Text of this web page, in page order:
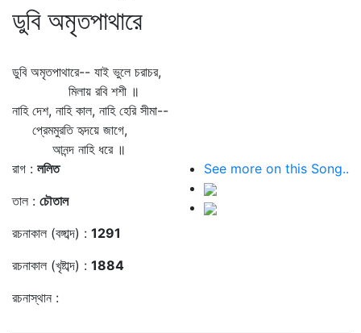
ডুবি অমৃতপাথারে
ডুবি অমৃতপাথারে-- যাই ভুলে চরাচর,
মিলায় রবি শশী ॥
নাহি দেশ, নাহি কাল, নাহি হেরি সীমা--
প্রেমমুরতি হৃদয়ে জাগে,
আনন্দ নাহি ধরে ॥
রাগ : ললিত
তাল : চৌতাল
রচনাকাল (বঙ্গাব্দ) : 1291
রচনাকাল (খৃষ্টাব্দ) : 1884
রচনাস্থান :
See more on this Song..